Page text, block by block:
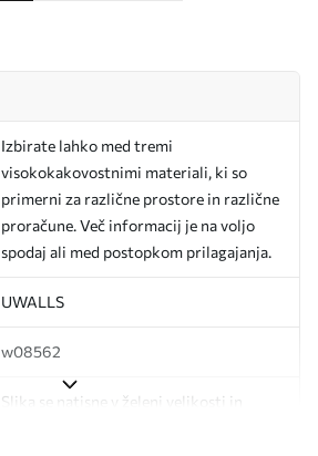
Izbirate lahko med tremi
visokokakovostnimi materiali, ki so
primerni za različne prostore in različne
proračune. Več informacij je na voljo
spodaj ali med postopkom prilagajanja.
UWALLS
w08562
Slika se natisne v želeni velikosti in